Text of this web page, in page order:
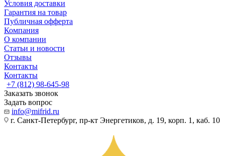
Условия доставки
Гарантия на товар
Публичная офферта
Компания
О компании
Статьи и новости
Отзывы
Контакты
Контакты
+7 (812) 98-645-98
Заказать звонок
Задать вопрос
info@mifrid.ru
г. Санкт-Петербург, пр-кт Энергетиков, д. 19, корп. 1, каб. 10